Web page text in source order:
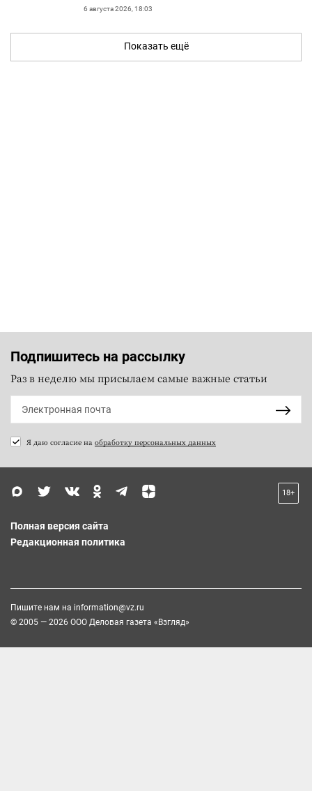
6 августа 2026, 18:03
Показать ещё
Подпишитесь на рассылку
Раз в неделю мы присылаем самые важные статьи
Я даю согласие на обработку персональных данных
18+
Полная версия сайта
Редакционная политика
Пишите нам на information@vz.ru
© 2005 — 2026 ООО Деловая газета «Взгляд»